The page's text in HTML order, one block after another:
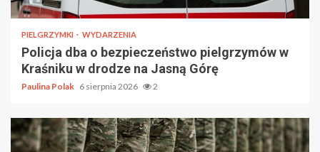
PIELGRZYMKI WYDARZENIA
Policja dba o bezpieczeństwo pielgrzymów w
Kraśniku w drodze na Jasną Górę
Paulina Polak 6 sierpnia 2026 2